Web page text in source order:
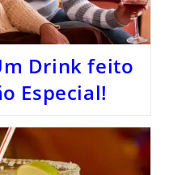
Drink feito
Especial!